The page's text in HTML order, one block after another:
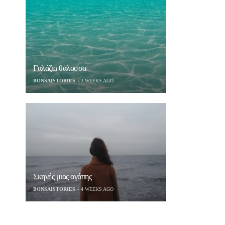
Γαλάζια θάλασσα
BONSAISTORIES 3 WEEKS AGO
Σκηνές μιας αγάπης
BONSAISTORIES 4 WEEKS AGO